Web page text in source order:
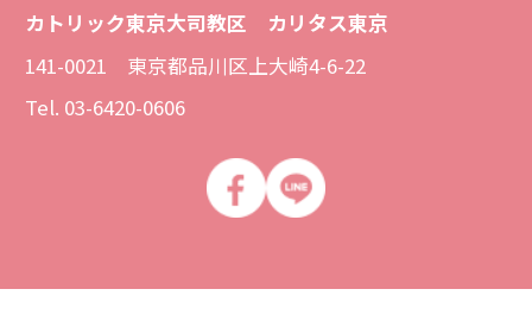
カトリック東京大司教区 カリタス東京
141-0021 東京都品川区上大崎4-6-22
Tel. 03-6420-0606